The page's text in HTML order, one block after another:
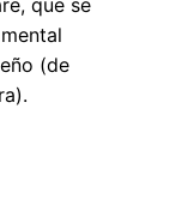
(de